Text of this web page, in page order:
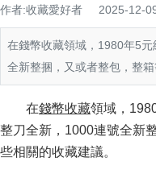
作者:收藏愛好者 2025-12-
在錢幣收藏領域，1980年5元
全新整捆，又或者整包，整
在錢幣收藏領域，
整刀全新，1000連號全新
些相關的收藏建議。